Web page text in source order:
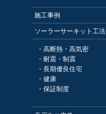
施工事例
ソーラーサーキット工法
・高断熱・高気密
・耐震・制震
・長期優良住宅
・健康
・保証制度